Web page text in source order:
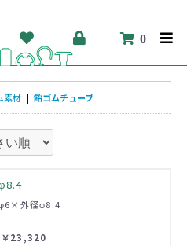
0
素材 | 飴ゴムチューブ
外径φ8.4
￥23,320